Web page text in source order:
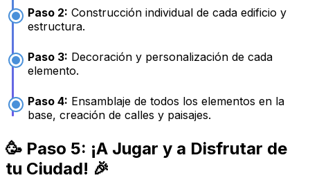
Paso 2: Construcción individual de cada edificio y
estructura.
Paso 3: Decoración y personalización de cada
elemento.
Paso 4: Ensamblaje de todos los elementos en la
base, creación de calles y paisajes.
🥳 Paso 5: ¡A Jugar y a Disfrutar de
tu Ciudad! 🎉